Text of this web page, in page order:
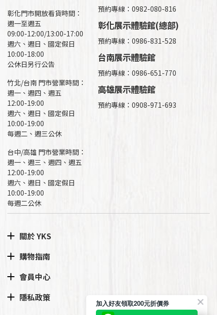
彰化門市開放看貨時間：
週一至週五
09:00-12:00/13:00-17:00
週六、週日、國定假日
10:00-18:00
公休日另行公告
竹北/台南 門市營業時間：
週一、週四、週五
12:00-19:00
週六、週日、國定假日
10:00-19:00
每週二、週三公休
台中/高雄 門市營業時間：
週一、週三、週四、週五
12:00-19:00
週六、週日、國定假日
10:00-19:00
每週二公休
預約專線：0982-080-816
彰化展示體驗館(總部)
預約專線： 0986-831-528
台南展示體驗館
預約專線：0986-651-770
高雄展示體驗館
預約專線： 0908-971-693
關於 YKS
購物指南
會員中心
隱私政策
加入好友領取200元折價券